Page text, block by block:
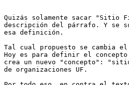
Quizás solamente sacar "Sitio
descripción del párrafo. Y se
esa definición.
Tal cual propuesto se cambia
Hoy es para definir el
crea un nuevo "concepto":
de organizaciones UF.